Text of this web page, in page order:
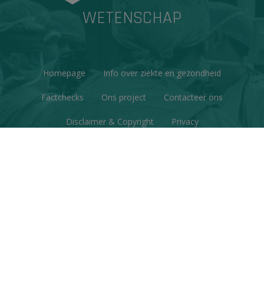
WETENSCHAP
Homepage Info over ziekte en gezondheid
Factchecks Ons project Contacteer ons
Disclaimer & Copyright Privacy